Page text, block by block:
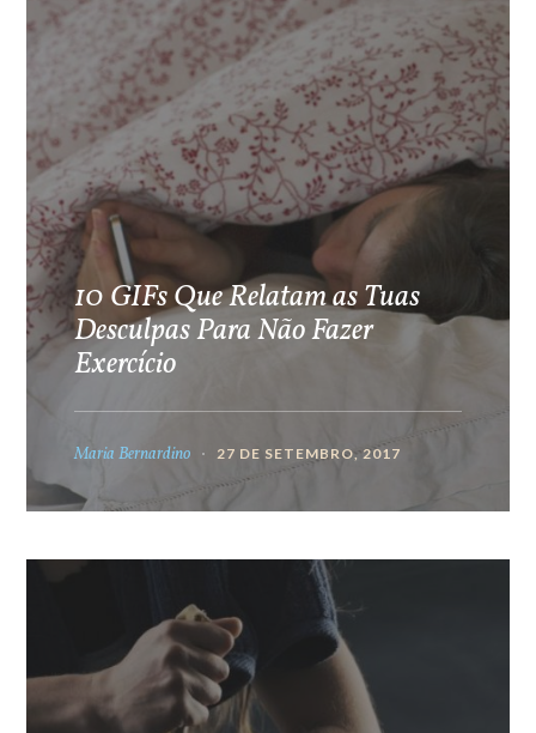
10 GIFs Que Relatam as Tuas
Desculpas Para Não Fazer
Exercício
Maria Bernardino 27 DE SETEMBRO, 2017